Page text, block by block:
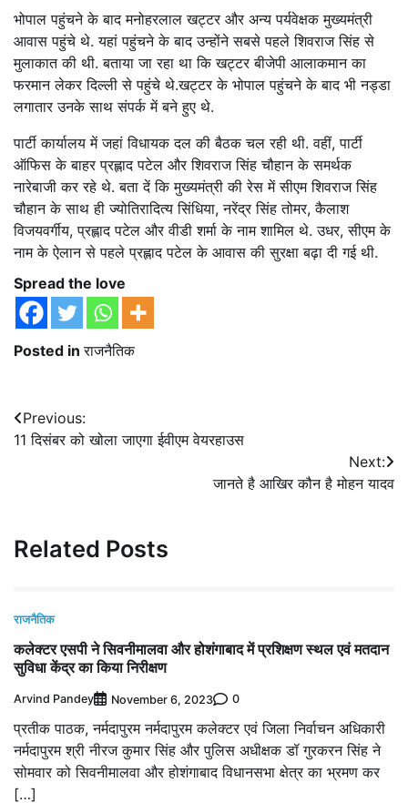
भोपाल पहुंचने के बाद मनोहरलाल खट्टर और अन्य पर्यवेक्षक मुख्यमंत्री
आवास पहुंचे थे. यहां पहुंचने के बाद उन्होंने सबसे पहले शिवराज सिंह से
मुलाकात की थी. बताया जा रहा था कि खट्टर बीजेपी आलाकमान का
फरमान लेकर दिल्ली से पहुंचे थे.खट्टर के भोपाल पहुंचने के बाद भी नड्डा
लगातार उनके साथ संपर्क में बने हुए थे.
पार्टी कार्यालय में जहां विधायक दल की बैठक चल रही थी. वहीं, पार्टी
ऑफिस के बाहर प्रह्लाद पटेल और शिवराज सिंह चौहान के समर्थक
नारेबाजी कर रहे थे. बता दें कि मुख्यमंत्री की रेस में सीएम शिवराज सिंह
चौहान के साथ ही ज्योतिरादित्य सिंधिया, नरेंद्र सिंह तोमर, कैलाश
विजयवर्गीय, प्रह्लाद पटेल और वीडी शर्मा के नाम शामिल थे. उधर, सीएम के
नाम के ऐलान से पहले प्रह्लाद पटेल के आवास की सुरक्षा बढ़ा दी गई थी.
Spread the love
Posted inराजनैतिक
Post
navigation
Previous:
11 दिसंबर को खोला जाएगा ईवीएम वेयरहाउस
Next:
जानते है आखिर कौन है मोहन यादव
Related Posts
राजनैतिक
कलेक्टर एसपी ने सिवनीमालवा और होशंगाबाद में प्रशिक्षण स्थल एवं मतदान
सुविधा केंद्र का किया निरीक्षण
Arvind Pandey November 6, 2023 0
प्रतीक पाठक, नर्मदापुरम नर्मदापुरम कलेक्टर एवं जिला निर्वाचन अधिकारी
नर्मदापुरम श्री नीरज कुमार सिंह और पुलिस अधीक्षक डॉ गुरकरन सिंह ने
सोमवार को सिवनीमालवा और होशंगाबाद विधानसभा क्षेत्र का भ्रमण कर
[…]